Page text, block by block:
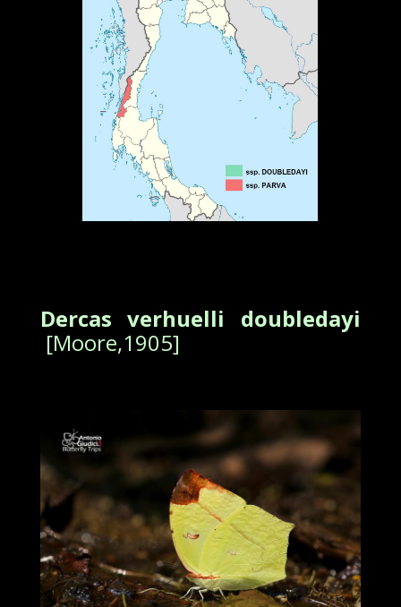
Dercas verhuelli doubledayi
[Moore,1905]